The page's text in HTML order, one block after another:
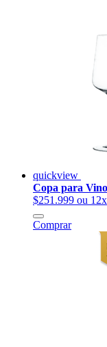
quickview
Copa para
$251.999 ou
Comprar